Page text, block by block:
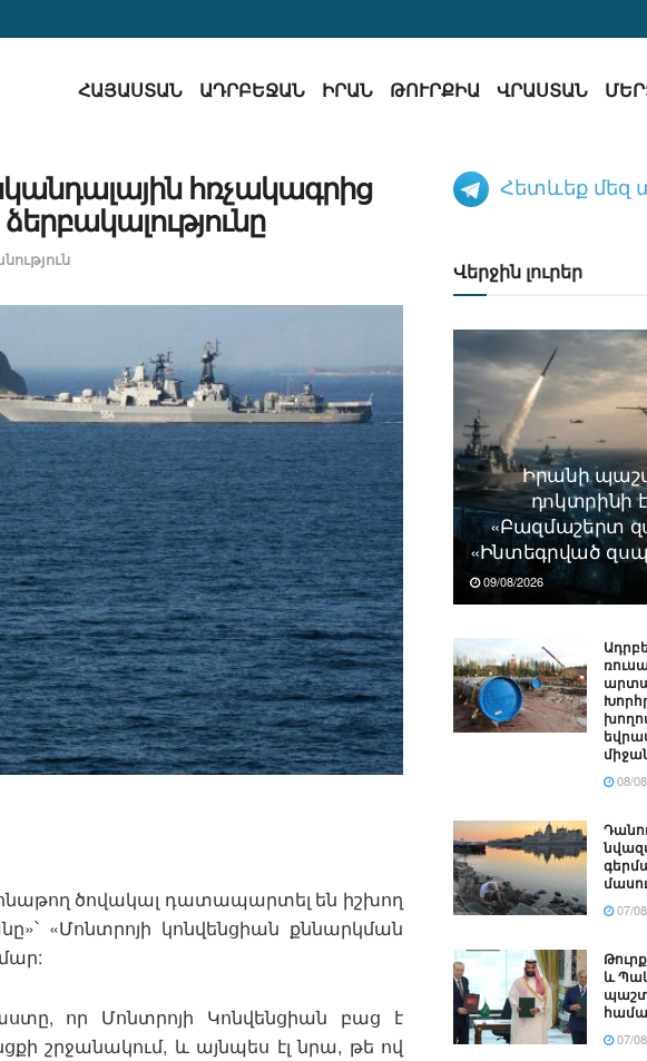
ՀԱՅԱՍՏԱՆ ԱԴՐԲԵՋԱՆ ԻՐԱՆ ԹՈՒՐՔԻԱ ՎՐԱՍՏԱՆ
հռչակագրից
ծովակալ դատապարտել են իշխող
«Մոնտրոյի կոնվենցիան քննարկման
որ Մոնտրոյի Կոնվենցիան բաց է
շրջանակում, և այնպես էլ նրա, թե ով
Հետևեք մեզ
Վերջին լուրեր
Իրանի
դոկտրինի
«Բազմաշերտ
«Ինտեգրված
09/08/2026
08/
07/
և
07/